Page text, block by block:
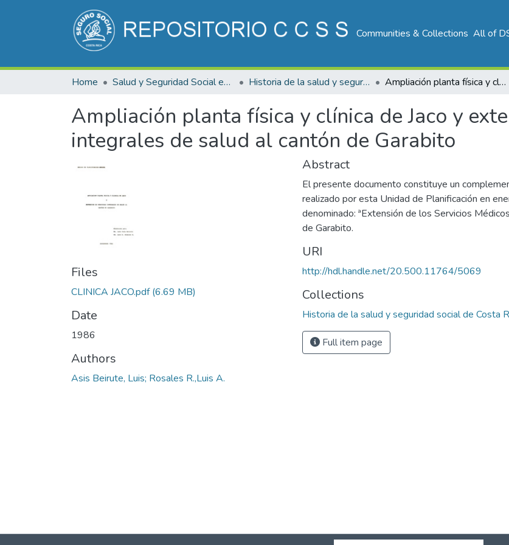
Communities & Collections All of
Home Salud y Seguridad Social en Costa Rica Historia de la salud y seguridad social de Costa Rica Ampliación planta física y clínica de Jaco y extensión de servicios integrales de salud al cantón de Garabito
Ampliación planta física y clínica de Jaco y
integrales de salud al cantón de Garabito
Files
CLINICA JACO.pdf(6.69 MB)
Date
1986
Authors
Asis Beirute, Luis; Rosales R.,Luis A.
Abstract
El presente documento constituye un
realizado por esta Unidad de Planificación en
denominado: ªExtensión de los Servicios
de Garabito.
URI
http://hdl.handle.net/20.500.11764/5069
Collections
Historia de la salud y seguridad social de Costa
Full item page